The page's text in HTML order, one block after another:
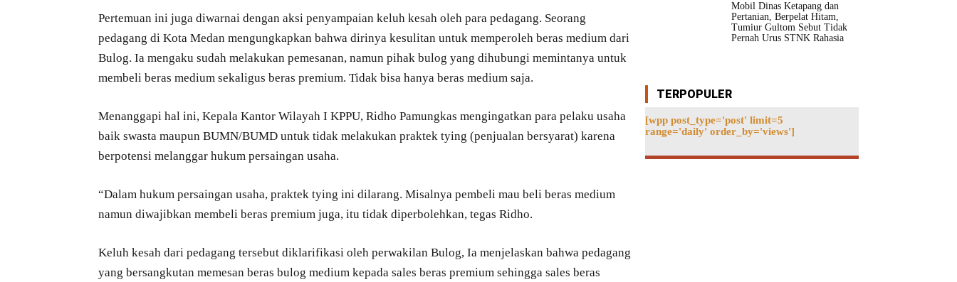
Pertemuan ini juga diwarnai dengan aksi penyampaian keluh kesah oleh para pedagang. Seorang
pedagang di Kota Medan mengungkapkan bahwa dirinya kesulitan untuk memperoleh beras medium dari
Bulog. Ia mengaku sudah melakukan pemesanan, namun pihak bulog yang dihubungi memintanya untuk
membeli beras medium sekaligus beras premium. Tidak bisa hanya beras medium saja.
Menanggapi hal ini, Kepala Kantor Wilayah I KPPU, Ridho Pamungkas mengingatkan para pelaku usaha
baik swasta maupun BUMN/BUMD untuk tidak melakukan praktek tying (penjualan bersyarat) karena
berpotensi melanggar hukum persaingan usaha.
“Dalam hukum persaingan usaha, praktek tying ini dilarang. Misalnya pembeli mau beli beras medium
namun diwajibkan membeli beras premium juga, itu tidak diperbolehkan, tegas Ridho.
Keluh kesah dari pedagang tersebut diklarifikasi oleh perwakilan Bulog, Ia menjelaskan bahwa pedagang
yang bersangkutan memesan beras bulog medium kepada sales beras premium sehingga sales beras
Mobil Dinas Ketapang dan
Pertanian, Berpelat Hitam,
Tumiur Gultom Sebut Tidak
Pernah Urus STNK Rahasia
TERPOPULER
[wpp post_type='post' limit=5
range='daily' order_by='views']